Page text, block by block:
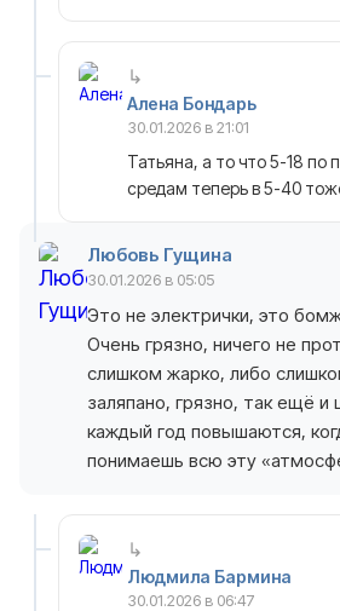
Алена Бондарь
30.01.2026 в 21:01
Татьяна, а то что 5-18 по
средам теперь в 5-40
Любовь Гущина
30.01.2026 в 05:05
Это не электрички, это
Очень грязно, ничего не
слишком жарко, либо
заляпано, грязно, так ещё
каждый год повышаются,
понимаешь всю эту
Людмила Бармина
30.01.2026 в 06:47